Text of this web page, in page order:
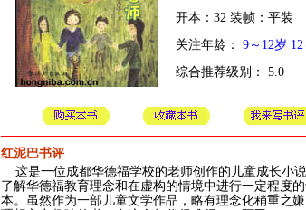
开本：32 装帧：平装
关注年龄： 9～12岁
综合推荐级别： 5.0
红泥巴书评
这是一位成都华德福学校的老师创作的儿童成长小
了解华德福教育理念和在虚构的情境中进行一定程度
本。虽然作为一部儿童文学作品，略有理念化稍重之